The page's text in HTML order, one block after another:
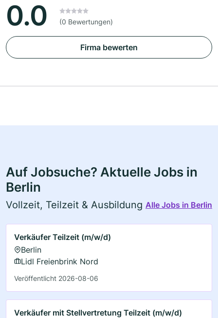
0.0 (0 Bewertungen)
Firma bewerten
Auf Jobsuche? Aktuelle Jobs in
Berlin
Vollzeit, Teilzeit & Ausbildung Alle Jobs in Berlin
Verkäufer Teilzeit (m/w/d)
Berlin
Lidl Freienbrink Nord
Veröffentlicht 2026-08-06
Verkäufer mit Stellvertretung Teilzeit (m/w/d)